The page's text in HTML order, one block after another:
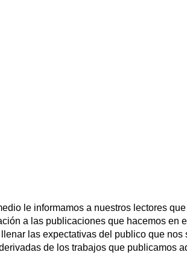
le informamos a nuestros lectores
a las publicaciones que hacemos en
las expectativas del publico que
de los trabajos que publicamos